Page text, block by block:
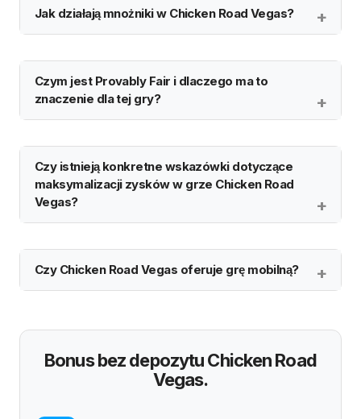
Jak działają mnożniki w Chicken Road Vegas?
Czym jest Provably Fair i dlaczego ma to
znaczenie dla tej gry?
Czy istnieją konkretne wskazówki dotyczące
maksymalizacji zysków w grze Chicken Road
Vegas?
Czy Chicken Road Vegas oferuje grę mobilną?
Bonus bez depozytu Chicken Road
Vegas.